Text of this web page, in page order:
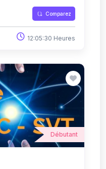
Comparez
12:05:30 Heures
Débutant